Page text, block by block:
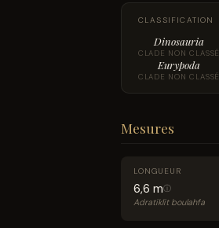
CLASSIFICATION
Dinosauria
CLADE NON CLASSÉ
Eurypoda
CLADE NON CLASSÉ
Mesures
LONGUEUR
6,6 mⓘ
Adratiklit boulahfa